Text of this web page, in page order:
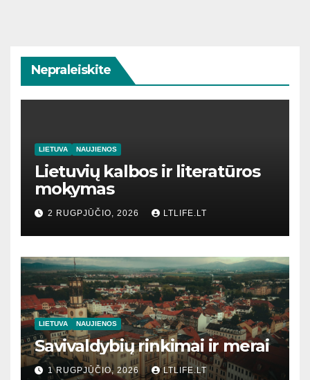
Nepraleiskite
LIETUVA NAUJIENOS
Lietuvių kalbos ir literatūros
mokymas
2 RUGPJŪČIO, 2026 LTLIFE.LT
LIETUVA NAUJIENOS
Savivaldybių rinkimai ir merai
1 RUGPJŪČIO, 2026 LTLIFE.LT